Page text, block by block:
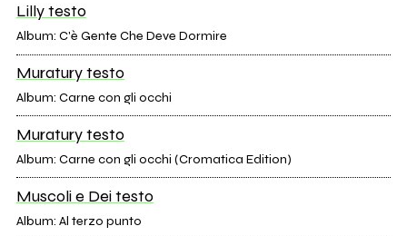
Lilly testo
Album: C'è Gente Che Deve Dormire
Muratury testo
Album: Carne con gli occhi
Muratury testo
Album: Carne con gli occhi (Cromatica Edition)
Muscoli e Dei testo
Album: Al terzo punto